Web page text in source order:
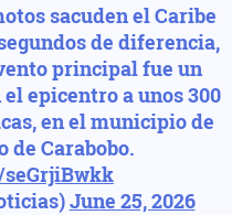
sacuden el Caribe
de diferencia,
principal fue un
epicentro a unos 300
en el municipio de
de Carabobo.
June 25, 2026